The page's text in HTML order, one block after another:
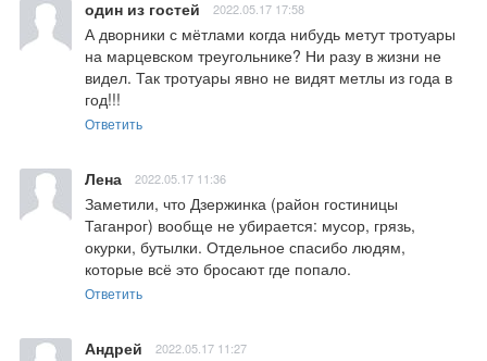
один из гостей 2022.05.17 17:58
А дворники с мётлами когда нибудь метут тротуары
на марцевском треугольнике? Ни разу в жизни не
видел. Так тротуары явно не видят метлы из года в
год!!!
Ответить
Лена 2022.05.17 11:36
Заметили, что Дзержинка (район гостиницы
Таганрог) вообще не убирается: мусор, грязь,
окурки, бутылки. Отдельное спасибо людям,
которые всё это бросают где попало.
Ответить
Андрей 2022.05.17 11:27